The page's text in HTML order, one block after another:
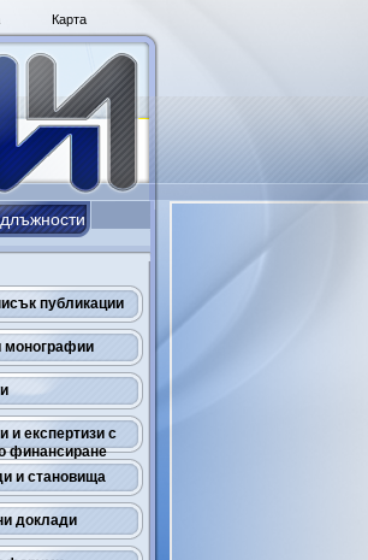
Карта
публикации
монографии
и експертизи с
финансиране
и становища
доклади